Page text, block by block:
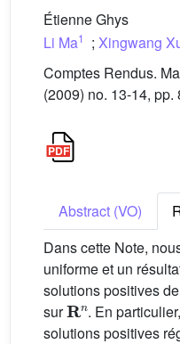
Étienne Ghys
Li Ma1 ; Xingwang
Comptes Rendus.
(2009) no. 13-14, pp.
Abstract (VO)
Dans cette Note,
uniforme et un
solutions positives
sur
Rn
. En
solutions positives